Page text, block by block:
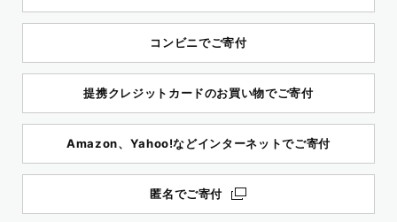
コンビニでご寄付
提携クレジットカードのお買い物でご寄付
Amazon、Yahoo!などインターネットでご寄付
匿名でご寄付